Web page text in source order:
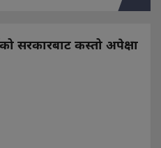
सरकारबाट कस्तो अपेक्षा